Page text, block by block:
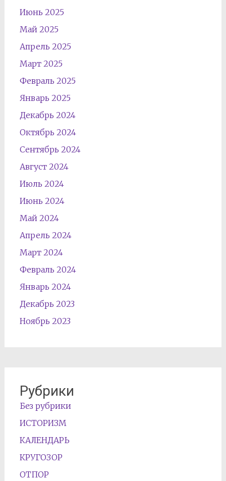
Июнь 2025
Май 2025
Апрель 2025
Март 2025
Февраль 2025
Январь 2025
Декабрь 2024
Октябрь 2024
Сентябрь 2024
Август 2024
Июль 2024
Июнь 2024
Май 2024
Апрель 2024
Март 2024
Февраль 2024
Январь 2024
Декабрь 2023
Ноябрь 2023
Рубрики
Без рубрики
ИСТОРИЗМ
КАЛЕНДАРЬ
КРУГОЗОР
ОТПОР